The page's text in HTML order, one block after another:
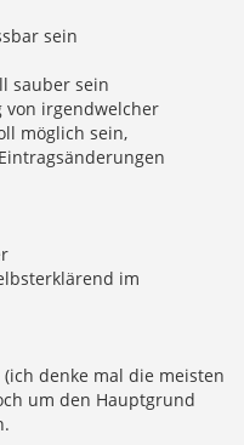
sein
sauber sein
von irgendwelcher
möglich sein,
im
denke mal die meisten
um den Hauptgrund